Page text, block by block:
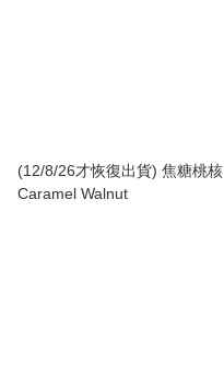
(12/8/26才恢復出貨) 焦糖桃核
Caramel Walnut